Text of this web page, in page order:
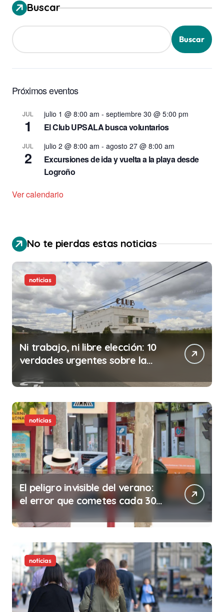
Buscar
Buscar
Próximos eventos
JUL
1
julio 1 @ 8:00 am - septiembre 30 @ 5:00 pm
El Club UPSALA busca voluntarios
JUL
2
julio 2 @ 8:00 am - agosto 27 @ 8:00 am
Excursiones de ida y vuelta a la playa desde
Logroño
Ver calendario
No te pierdas estas noticias
noticias
Ni trabajo, ni libre elección: 10
verdades urgentes sobre la
noticias
El peligro invisible del verano:
el error que cometes cada 30
minutos en tu trabajo (y la
ilegalidad que te puede costar
la vida)
noticias